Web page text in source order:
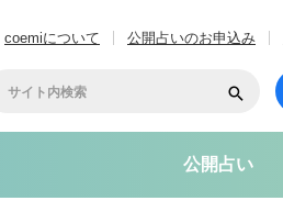
coemiについて 公開占いのお申込み
公開占い